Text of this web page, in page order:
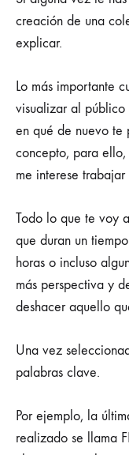
proceso
creativo
de
SWIM
aquí
de
A
a
la
creación de una
explicar.
Lo más importante
visualizar al
en qué de nuevo te
concepto, para
me interese
Todo lo que te voy
que duran un
horas o incluso
más perspectiva y
deshacer aquello
Una vez
palabras clave.
Por ejemplo, la
realizado se llama